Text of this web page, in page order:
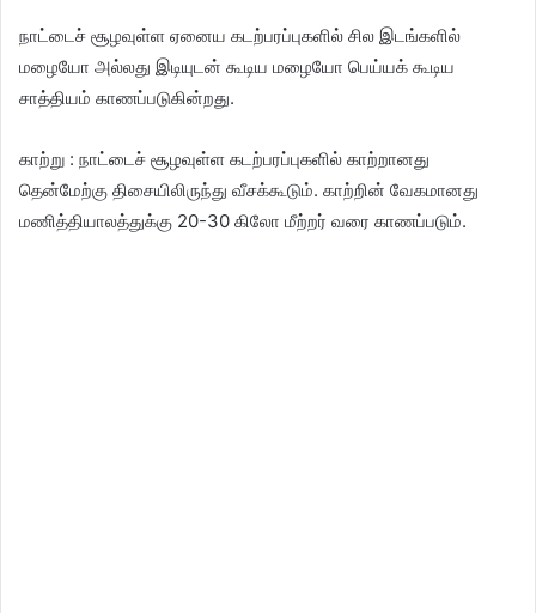
நாட்டைச் சூழவுள்ள ஏனைய கடற்பரப்புகளில் சில இடங்களில்
மழையோ அல்லது இடியுடன் கூடிய மழையோ பெய்யக் கூடிய
சாத்தியம் காணப்படுகின்றது.
காற்று : நாட்டைச் சூழவுள்ள கடற்பரப்புகளில் காற்றானது
தென்மேற்கு திசையிலிருந்து வீசக்கூடும். காற்றின் வேகமானது
மணித்தியாலத்துக்கு 20-30 கிலோ மீற்றர் வரை காணப்படும்.